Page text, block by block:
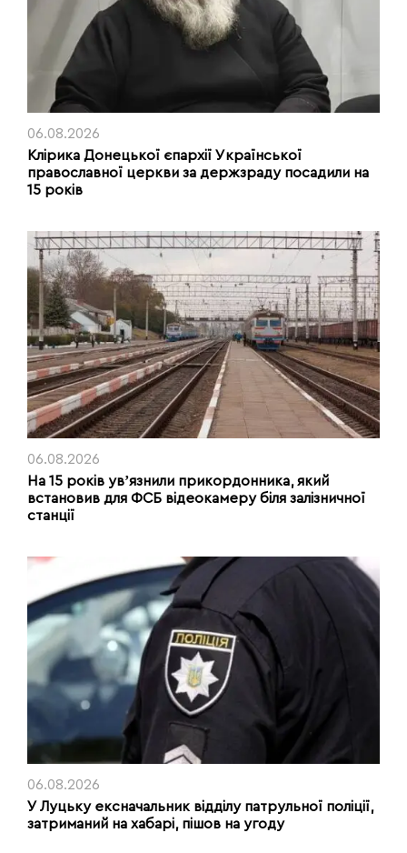
06.08.2026
Клірика Донецької єпархії Української
православної церкви за держзраду посадили на
15 років
06.08.2026
На 15 років увʼязнили прикордонника, який
встановив для ФСБ відеокамеру біля залізничної
станції
06.08.2026
У Луцьку ексначальник відділу патрульної поліції,
затриманий на хабарі, пішов на угоду